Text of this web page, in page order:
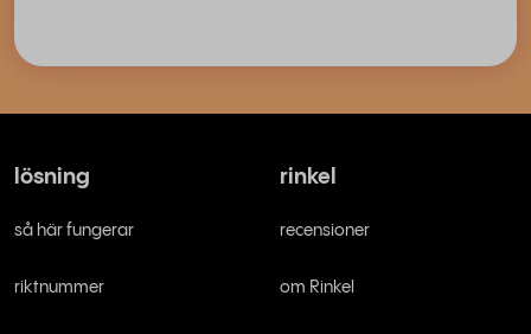
lösning
så här fungerar
riktnummer
rinkel
recensioner
om Rinkel